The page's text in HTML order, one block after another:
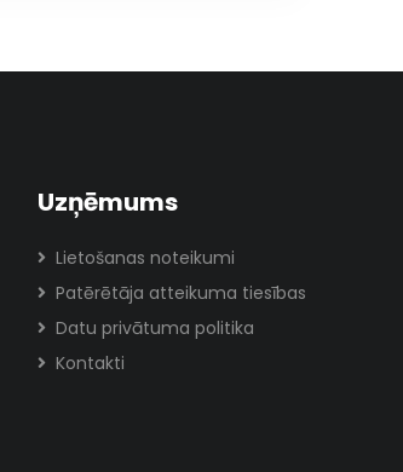
Uzņēmums
Lietošanas noteikumi
Patērētāja atteikuma tiesības
Datu privātuma politika
Kontakti